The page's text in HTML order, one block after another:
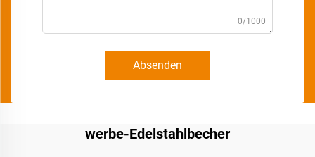
0/1000
Absenden
werbe-Edelstahlbecher